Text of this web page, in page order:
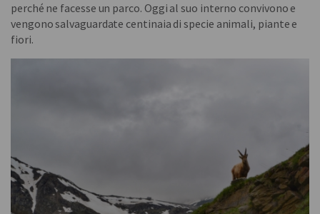
perché ne facesse un parco. Oggi al suo interno convivono e
vengono salvaguardate centinaia di specie animali, piante e
fiori.